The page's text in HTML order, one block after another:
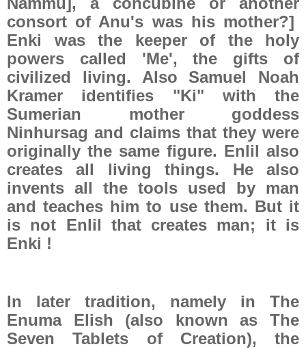
consort of Anu's was his mother?]
Enki was the keeper of the holy
powers called 'Me', the gifts of
civilized living. Also Samuel Noah
Kramer identifies "Ki" with the
Sumerian mother goddess
Ninhursag and claims that they were
originally the same figure. Enlil also
creates all living things. He also
invents all the tools used by man
and teaches him to use them. But it
is not Enlil that creates man; it is
Enki !
In later tradition, namely in The
Enuma Elish (also known as The
Seven Tablets of Creation), the